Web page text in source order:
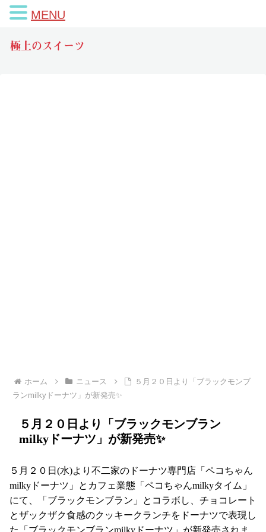
極上のスイーツ
ホーム ニュース
５月２０日より「ブラックモンブ
ランmilkyドーナツ」が新発売✨
５月２０日より「ブラックモンブラン
milkyドーナツ」が新発売✨
５月２０日(水)より不二家のドーナツ専門店「ペコちゃん
milkyドーナツ」とカフェ業態「ペコちゃんmilkyタイム」
にて、「ブラックモンブラン」とコラボし、チョコレート
とザックザク食感のクッキークランチをドーナツで表現し
MENU